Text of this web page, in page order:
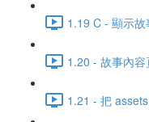
1.19 C - 顯示
1.20 - 故事內
1.21 - 把